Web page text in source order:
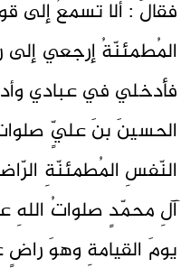
فقالَ : ألا تسمعُ إلى
المُطمئنّةُ إرجعي
فأدخلي في عبادي
الحسينَ بنَ عليٍّ
النّفسِ المُطمئنّةِ
آلِ محمّدٍ صلواتُ اللهِ
يومَ القيامةِ وهوَ